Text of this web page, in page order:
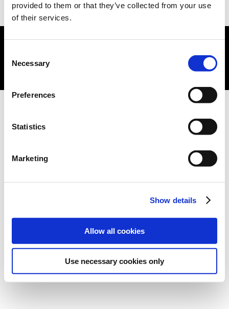
provided to them or that they’ve collected from your use
of their services.
Selection
Necessary
Preferences
Statistics
Marketing
Show details
Allow all cookies
Use necessary cookies only